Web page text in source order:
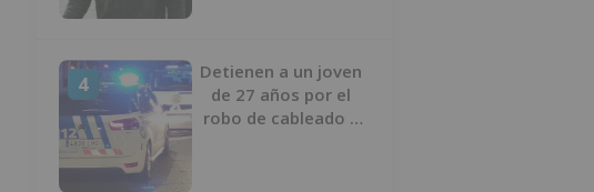
4
Detienen a un joven
de 27 años por el
robo de cableado y